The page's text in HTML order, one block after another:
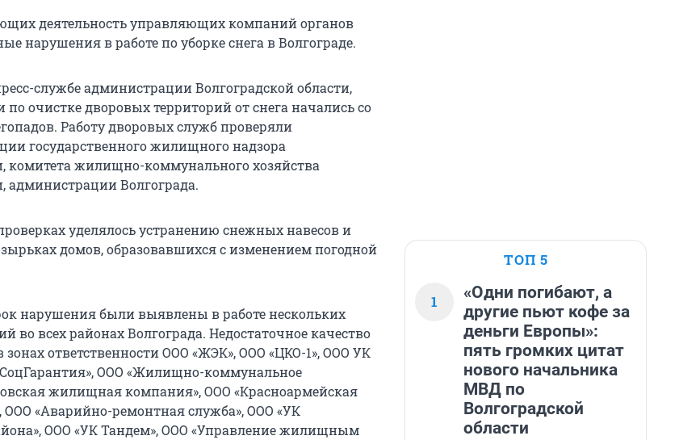
деятельность управляющих компаний органов
нарушения в работе по уборке снега в Волгограде.
службе администрации Волгоградской области,
по очистке дворовых территорий от снега начались со
Работу дворовых служб проверяли
государственного жилищного надзора
комитета жилищно-коммунального хозяйства
администрации Волгограда.
уделялось устранению снежных навесов и
домов, образовавшихся с изменением погодной
нарушения были выявлены в работе нескольких
всех районах Волгограда. Недостаточное качество
ответственности ООО «ЖЭК», ООО «ЦКО-1», ООО УК
ООО «Жилищно-коммунальное
жилищная компания», ООО «Красноармейская
«Аварийно-ремонтная служба», ООО «УК
ООО «УК Тандем», ООО «Управление жилищным
ТОП 5
1
«Одни погибают, а
другие пьют кофе за
деньги Европы»:
пять громких цитат
нового начальника
МВД по
Волгоградской
области